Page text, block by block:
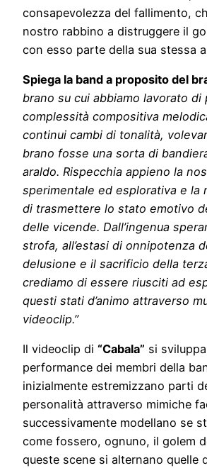
consapevolezza del fallimento,
nostro rabbino a distruggere il
con esso parte della sua stessa
Spiega la band a proposito del
brano su cui abbiamo lavorato di
complessità compositiva
continui cambi di tonalità,
brano fosse una sorta di
araldo. Rispecchia appieno la
sperimentale ed esplorativa e la
di trasmettere lo stato emotivo
delle vicende. Dall’ingenua
strofa, all’estasi di onnipotenza
delusione e il sacrificio della
crediamo di essere riusciti ad
questi stati d’animo attraverso
videoclip.”
Il videoclip di “Cabala” si
performance dei membri della
inizialmente estremizzano parti
personalità attraverso mimiche
successivamente modellano se
come fossero, ognuno, il golem
queste scene si alternano quelle